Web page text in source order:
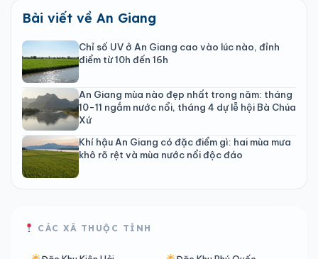
Bài viết về An Giang
Chỉ số UV ở An Giang cao vào lúc nào, đỉnh
điểm từ 10h đến 16h
An Giang mùa nào đẹp nhất trong năm: tháng
10-11 ngắm nước nổi, tháng 4 dự lễ hội Bà Chúa
Xứ
Khí hậu An Giang có đặc điểm gì: hai mùa mưa
khô rõ rệt và mùa nước nổi độc đáo
CÁC XÃ THUỘC TỈNH